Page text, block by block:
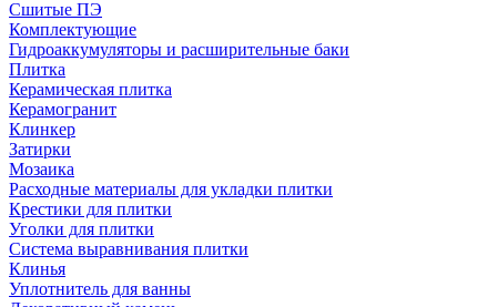
Сшитые ПЭ
Комплектующие
Гидроаккумуляторы и расширительные баки
Плитка
Керамическая плитка
Керамогранит
Клинкер
Затирки
Мозаика
Расходные материалы для укладки плитки
Крестики для плитки
Уголки для плитки
Система выравнивания плитки
Клинья
Уплотнитель для ванны